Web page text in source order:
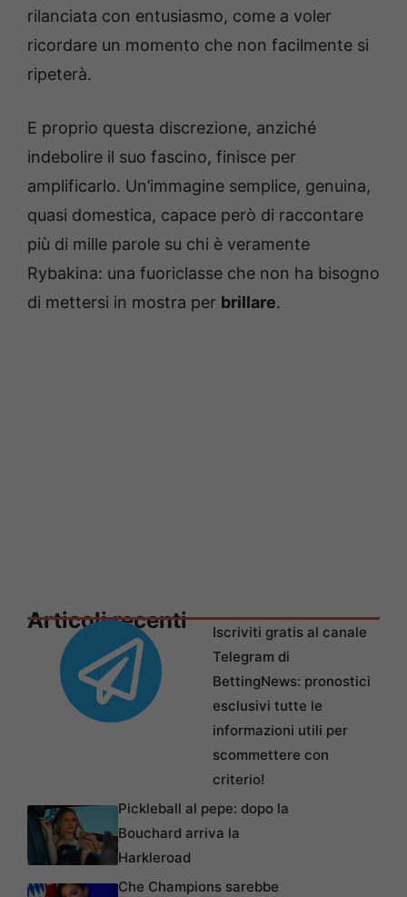
rilanciata con entusiasmo, come a voler
ricordare un momento che non facilmente si
ripeterà.
E proprio questa discrezione, anziché
indebolire il suo fascino, finisce per
amplificarlo. Un’immagine semplice, genuina,
quasi domestica, capace però di raccontare
più di mille parole su chi è veramente
Rybakina: una fuoriclasse che non ha bisogno
di mettersi in mostra per brillare.
Articoli recenti
Iscriviti gratis al canale
Telegram di
BettingNews: pronostici
esclusivi tutte le
informazioni utili per
scommettere con
criterio!
Pickleball al pepe: dopo la
Bouchard arriva la
Harkleroad
Che Champions sarebbe